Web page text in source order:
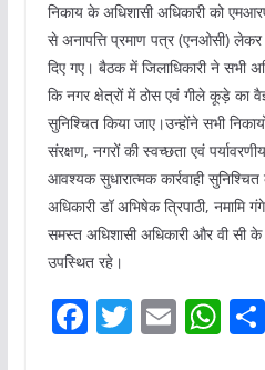
निकाय के अधिशासी अधिकारी को
से अनापत्ति प्रमाण पत्र (एनओसी)
दिए गए। बैठक में जिलाधिकारी ने सभी
कि नगर क्षेत्रों में ठोस एवं गीले कूड़े का
सुनिश्चित किया जाए।उन्होंने सभी
संरक्षण, नगरों की स्वच्छता एवं
आवश्यक सुधारात्मक कार्रवाही
अधिकारी डॉ अभिषेक त्रिपाठी, नमामि
समस्त अधिशासी अधिकारी और वी सी के
उपस्थित रहे।
F T E W S